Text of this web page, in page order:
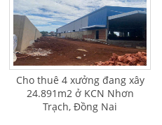
Cho thuê 4 xưởng đang xây
24.891m2 ở KCN Nhơn
Trạch, Đồng Nai